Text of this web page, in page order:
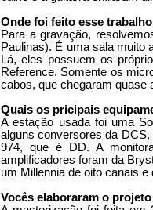
Onde foi feito esse trabalho
Para a gravação,
Paulinas). É uma sala muito
Lá, eles possuem os
Reference. Somente os
cabos, que chegaram quase
Quais os pricipais
A estação usada foi uma
alguns conversores da
974, que é DD. A
amplificadores foram da
um Millennia de oito canais e
Vocês elaboraram o